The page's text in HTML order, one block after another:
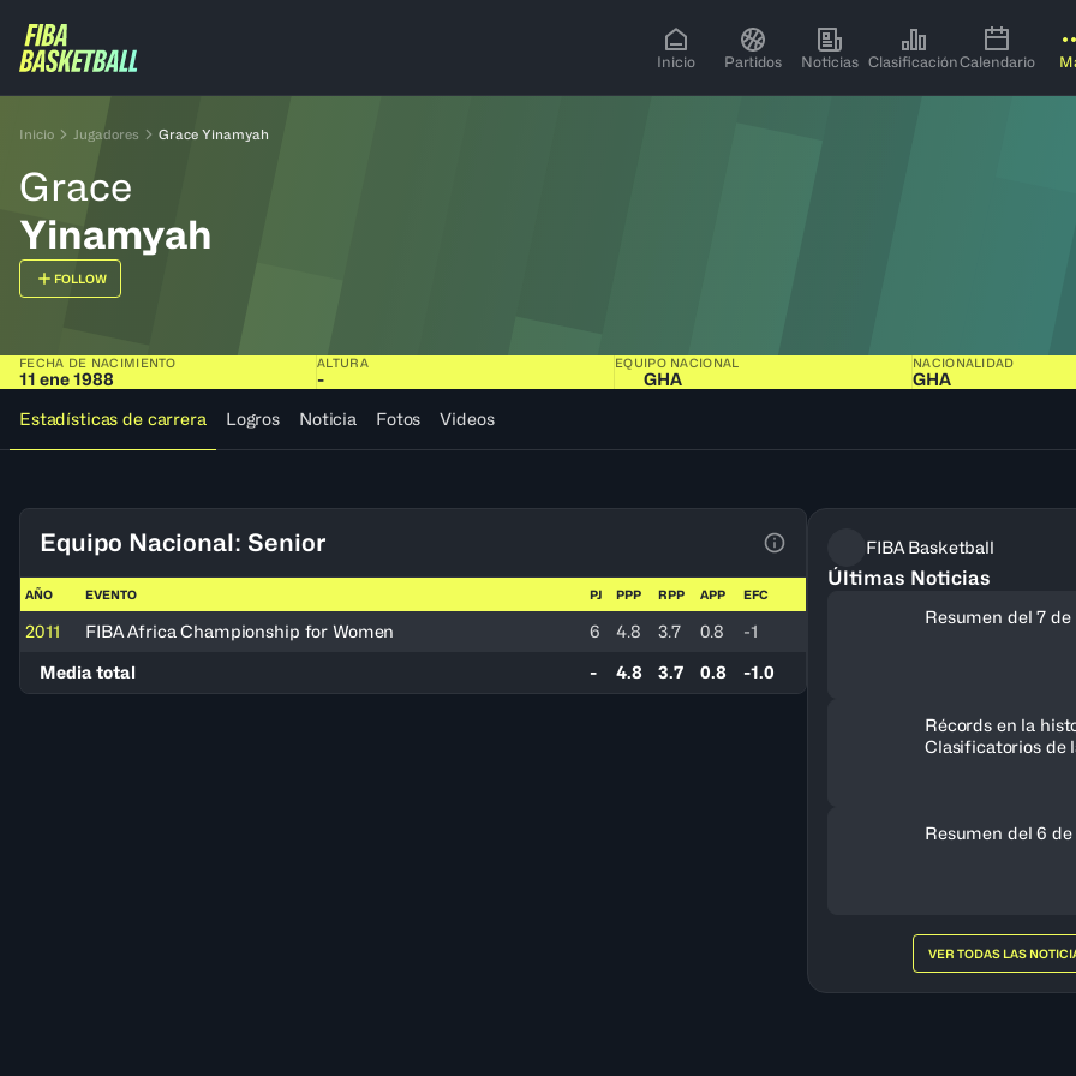
Inicio Partidos Noticias ClasificaciónCalendario
Inicio Jugadores Grace Yinamyah
Grace
Yinamyah
FOLLOW
FECHA DE NACIMIENTO
11 ene 1988
ALTURA
-
EQUIPO NACIONAL
GHA
NACIONALIDAD
GHA
Estadísticas de carrera
Logros Noticia Fotos Videos
Equipo Nacional: Senior
Ver la leyenda
AÑO EVENTO PJ PPP RPP APP EFC
2011 FIBA Africa Championship for Women 6 4.8 3.7 0.8
-1
Media total
- 4.8 3.7 0.8 -1.0
FIBA Basketball
Últimas Noticias
Resumen del 7 de
Récords en la
Clasificatorios de
Resumen del 6 de
VER TODAS LAS